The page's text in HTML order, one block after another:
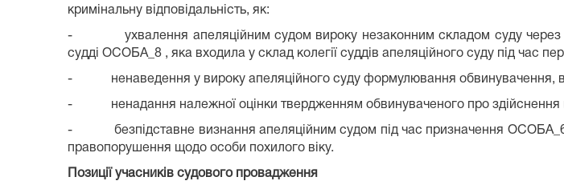
кримінальну відповідальність, як:
- ухвалення апеляційним судом вироку незаконним складом суду через
судді ОСОБА_8 , яка входила у склад колегії суддів апеляційного суду під час
- ненаведення у вироку апеляційного суду формулювання обвинувачення,
- ненадання належної оцінки твердженням обвинуваченого про здійснення
- безпідставне визнання апеляційним судом під час призначення ОСОБА_6
правопорушення щодо особи похилого віку.
Позиції учасників судового провадження